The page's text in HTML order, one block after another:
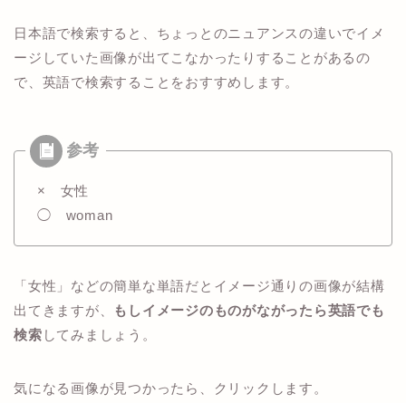
日本語で検索すると、ちょっとのニュアンスの違いでイメ
ージしていた画像が出てこなかったりすることがあるの
で、英語で検索することをおすすめします。
× 女性
◯ woman
「女性」などの簡単な単語だとイメージ通りの画像が結構
出てきますが、
もしイメージのものがながったら英語でも
検索 してみましょう。
気になる画像が見つかったら、クリックします。